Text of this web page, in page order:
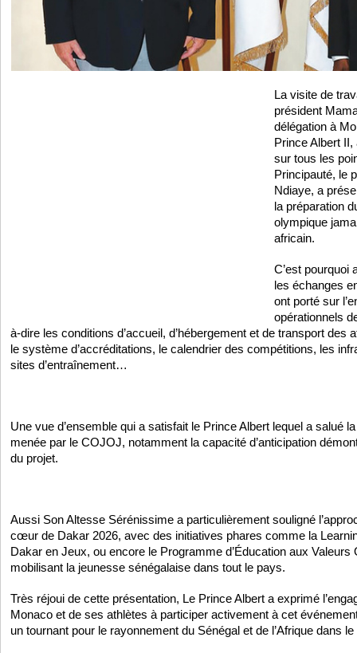
La visite de
président
délégation à
Prince Albert
sur tous les
Principauté, le
Ndiaye, a
la préparation
olympique
africain.
C’est pourquoi
les échanges
ont porté sur
opérationnels
à-dire les conditions d’accueil, d’hébergement et de transport des
le système d’accréditations, le calendrier des compétitions, les
sites d’entraînement…
Une vue d’ensemble qui a satisfait le Prince Albert lequel a salué
menée par le COJOJ, notamment la capacité d’anticipation
du projet.
Aussi Son Altesse Sérénissime a particulièrement souligné
cœur de Dakar 2026, avec des initiatives phares comme la
Dakar en Jeux, ou encore le Programme d’Éducation aux
mobilisant la jeunesse sénégalaise dans tout le pays.
Très réjoui de cette présentation, Le Prince Albert a exprimé
Monaco et de ses athlètes à participer activement à cet
un tournant pour le rayonnement du Sénégal et de l’Afrique dans